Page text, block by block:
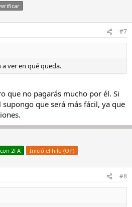
#7
a ver en qué queda.
que no pagarás mucho por él. Si
que será más fácil, ya que
2FA Inició el hilo (OP)
#8